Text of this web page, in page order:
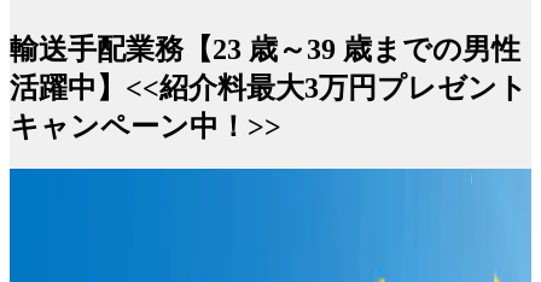
輸送手配業務【23 歳～39 歳までの男性
活躍中】<<紹介料最大3万円プレゼント
キャンペーン中！>>